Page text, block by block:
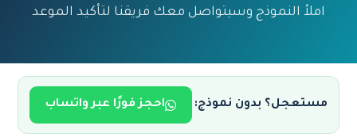
املأ النموذج وسيتواصل معك فريقنا لتأكيد الموعد
مستعجل؟ بدون نموذج: احجز فورًا عبر واتساب